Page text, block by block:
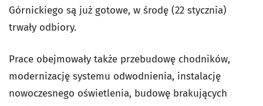
Górnickiego są już gotowe, w środę (22 stycznia)
trwały odbiory.
Prace obejmowały także przebudowę chodników,
modernizację systemu odwodnienia, instalację
nowoczesnego oświetlenia, budowę brakujących